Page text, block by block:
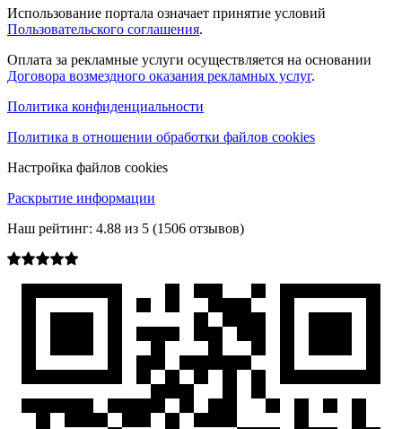
Использование портала означает принятие условий
Пользовательского соглашения.
Оплата за рекламные услуги осуществляется на основании
Договора возмездного оказания рекламных услуг.
Политика конфиденциальности
Политика в отношении обработки файлов cookies
Настройка файлов cookies
Раскрытие информации
Наш рейтинг: 4.88 из 5 (1506 отзывов)